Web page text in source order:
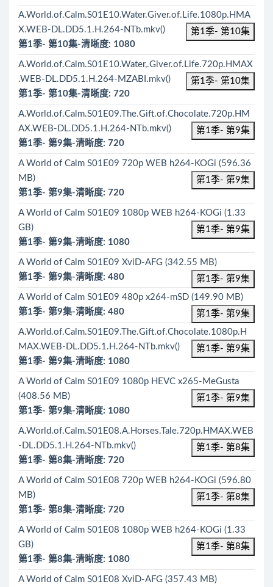
A.World.of.Calm.S01E10.Water.Giver.of.Life.1080p.HMA
X.WEB-DL.DD5.1.H.264-NTb.mkv()
第1季- 第10集
第1季- 第10集-清晰度: 1080
A.World.of.Calm.S01E10.Water,.Giver.of.Life.720p.HMAX
.WEB-DL.DD5.1.H.264-MZABI.mkv()
第1季- 第10集
第1季- 第10集-清晰度: 720
A.World.of.Calm.S01E09.The.Gift.of.Chocolate.720p.HM
AX.WEB-DL.DD5.1.H.264-NTb.mkv()
第1季- 第9集
第1季- 第9集-清晰度: 720
A World of Calm S01E09 720p WEB h264-KOGi (596.36
MB)
第1季- 第9集
第1季- 第9集-清晰度: 720
A World of Calm S01E09 1080p WEB h264-KOGi (1.33
GB)
第1季- 第9集
第1季- 第9集-清晰度: 1080
A World of Calm S01E09 XviD-AFG (342.55 MB)
第1季- 第9集
第1季- 第9集-清晰度: 480
A World of Calm S01E09 480p x264-mSD (149.90 MB)
第1季- 第9集
第1季- 第9集-清晰度: 480
A.World.of.Calm.S01E09.The.Gift.of.Chocolate.1080p.H
MAX.WEB-DL.DD5.1.H.264-NTb.mkv()
第1季- 第9集
第1季- 第9集-清晰度: 1080
A World of Calm S01E09 1080p HEVC x265-MeGusta
(408.56 MB)
第1季- 第9集
第1季- 第9集-清晰度: 1080
A.World.of.Calm.S01E08.A.Horses.Tale.720p.HMAX.WEB
-DL.DD5.1.H.264-NTb.mkv()
第1季- 第8集
第1季- 第8集-清晰度: 720
A World of Calm S01E08 720p WEB h264-KOGi (596.80
MB)
第1季- 第8集
第1季- 第8集-清晰度: 720
A World of Calm S01E08 1080p WEB h264-KOGi (1.33
GB)
第1季- 第8集
第1季- 第8集-清晰度: 1080
A World of Calm S01E08 XviD-AFG (357.43 MB)